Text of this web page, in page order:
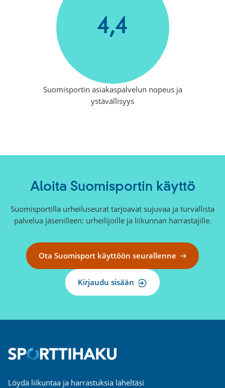
4,4
Suomisportin asiakaspalvelun nopeus ja
ystävällisyys
Aloita Suomisportin käyttö
Suomisportilla urheiluseurat tarjoavat sujuvaa ja turvallista
palvelua jäsenilleen: urheilijoille ja liikunnan harrastajille.
Ota Suomisport käyttöön seurallenne
Kirjaudu sisään
Löydä liikuntaa ja harrastuksia läheltäsi